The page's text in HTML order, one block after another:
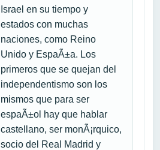
Israel en su tiempo y
estados con muchas
naciones, como Reino
Unido y EspaÃ±a. Los
primeros que se quejan del
independentismo son los
mismos que para ser
espaÃ±ol hay que hablar
castellano, ser monÃ¡rquico,
socio del Real Madrid y